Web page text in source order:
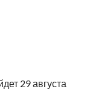
29 августа